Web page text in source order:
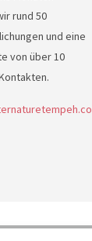
rund 50
und eine
von über 10